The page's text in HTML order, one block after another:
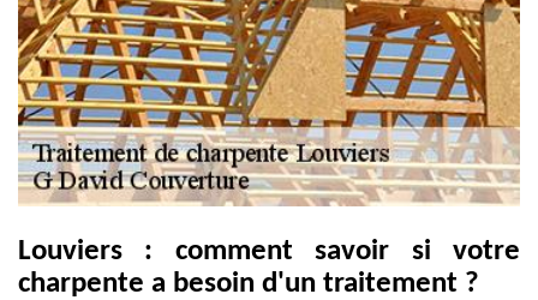
Louviers : comment savoir si votre
charpente a besoin d'un traitement ?